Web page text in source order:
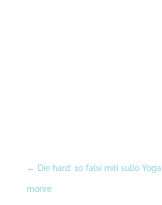
← Die hard: 10 falsi miti sullo
morire